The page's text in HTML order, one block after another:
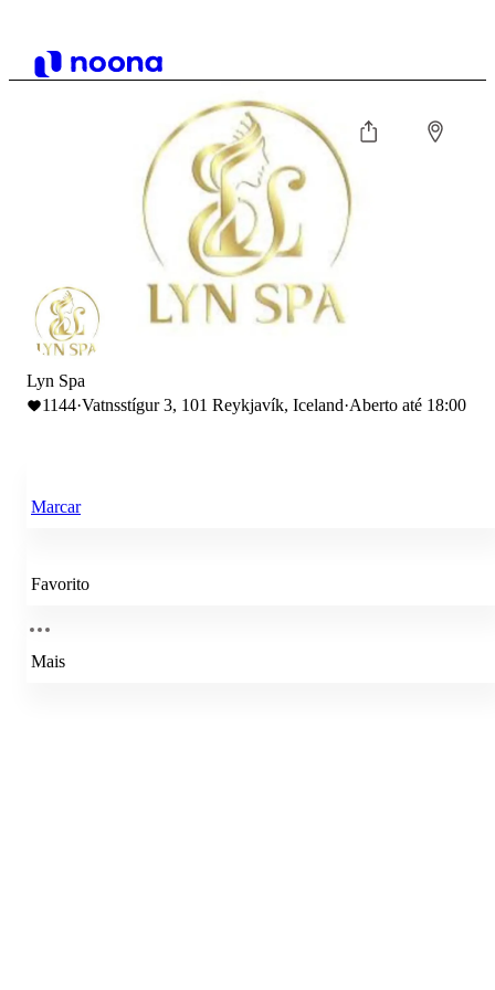
Lyn Spa
1144·Vatnsstígur 3, 101 Reykjavík, Iceland·Aberto até 18:00
Marcar
Favorito
Mais